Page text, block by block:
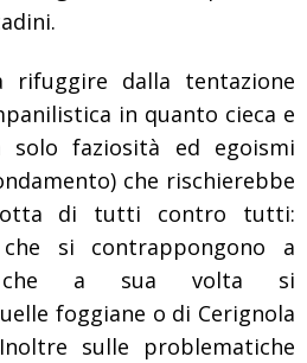
rifuggire dalla tentazione
in quanto cieca e
solo faziosità ed egoismi
che rischierebbe
di tutti contro tutti:
si contrappongono a
che a sua volta si
foggiane o di Cerignola
sulle problematiche